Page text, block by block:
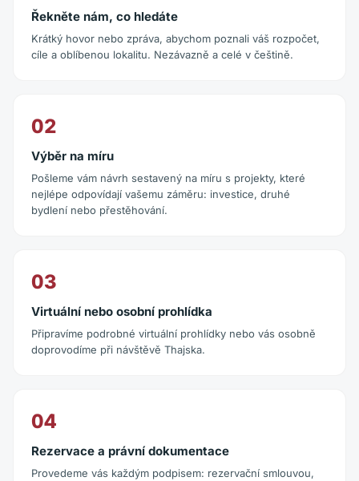
Řekněte nám, co hledáte
Krátký hovor nebo zpráva, abychom poznali váš rozpočet,
cíle a oblíbenou lokalitu. Nezávazně a celé v češtině.
02
Výběr na míru
Pošleme vám návrh sestavený na míru s projekty, které
nejlépe odpovídají vašemu záměru: investice, druhé
bydlení nebo přestěhování.
03
Virtuální nebo osobní prohlídka
Připravíme podrobné virtuální prohlídky nebo vás osobně
doprovodíme při návštěvě Thajska.
04
Rezervace a právní dokumentace
Provedeme vás každým podpisem: rezervační smlouvou,